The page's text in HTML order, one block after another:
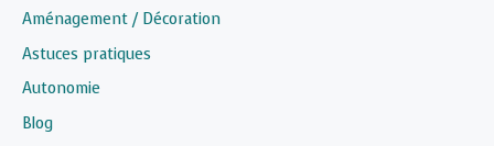
Aménagement / Décoration
Astuces pratiques
Autonomie
Blog